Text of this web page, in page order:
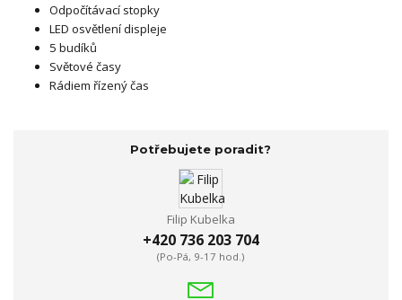
Odpočítávací stopky
LED osvětlení displeje
5 budíků
Světové časy
Rádiem řízený čas
Potřebujete poradit?
Filip Kubelka
+420 736 203 704
(Po-Pá, 9-17 hod.)